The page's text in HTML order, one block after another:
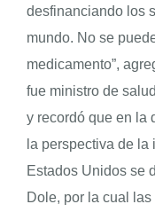
desfinanciando los
mundo. No se
medicamento”,
fue ministro de
y recordó que en la
la perspectiva de
Estados Unidos se
Dole, por la cual